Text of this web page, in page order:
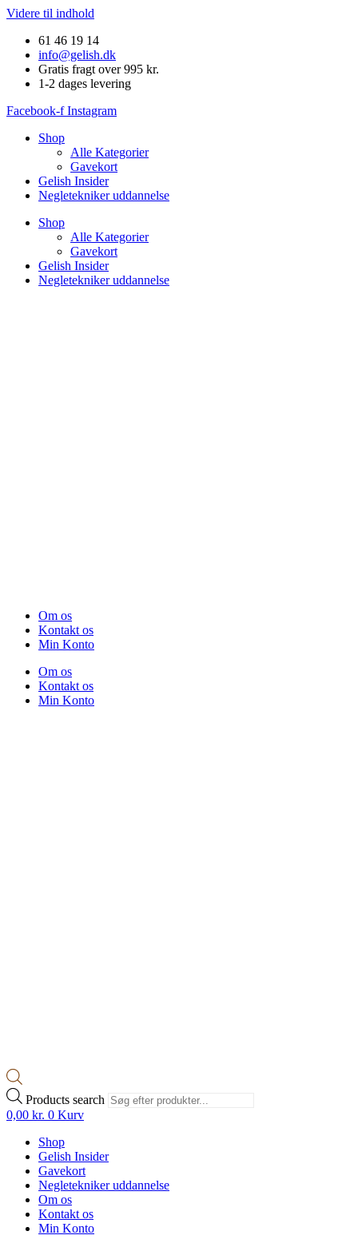
Videre til indhold
61 46 19 14
info@gelish.dk
Gratis fragt over 995 kr.
1-2 dages levering
Facebook-f Instagram
Shop
Alle Kategorier
Gavekort
Gelish Insider
Negletekniker uddannelse
Shop
Alle Kategorier
Gavekort
Gelish Insider
Negletekniker uddannelse
Om os
Kontakt os
Min Konto
Om os
Kontakt os
Min Konto
Products search
0,00 kr. 0 Kurv
Shop
Gelish Insider
Gavekort
Negletekniker uddannelse
Om os
Kontakt os
Min Konto